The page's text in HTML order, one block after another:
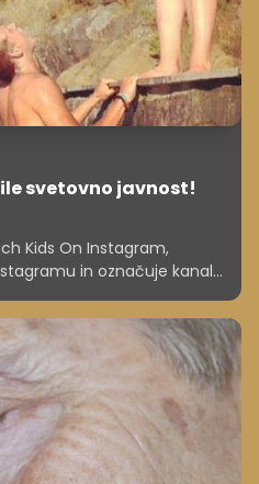
svetovno javnost!
Kids On Instagram,
in označuje kanal
ki si jih zaradi